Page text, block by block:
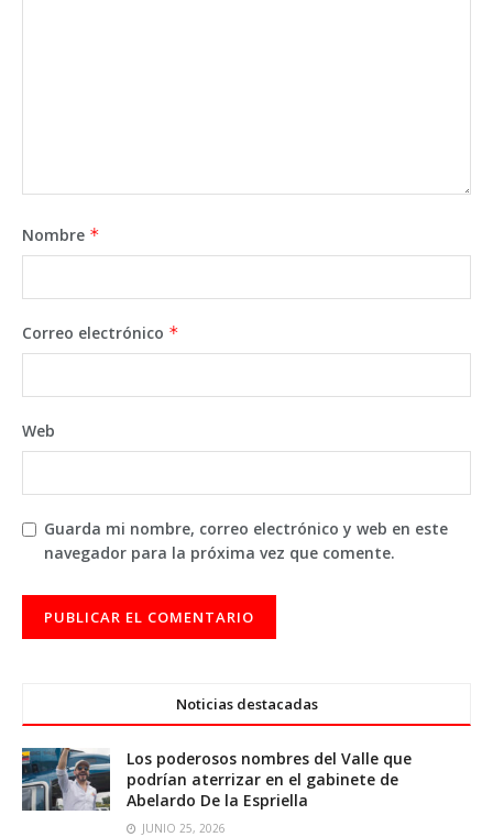
Nombre *
Correo electrónico *
Web
Guarda mi nombre, correo electrónico y web en este
navegador para la próxima vez que comente.
Noticias destacadas
Los poderosos nombres del Valle que
podrían aterrizar en el gabinete de
Abelardo De la Espriella
JUNIO 25, 2026